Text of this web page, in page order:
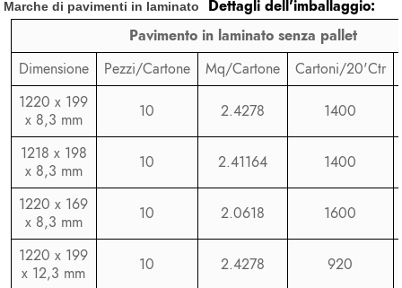
Marche di pavimenti in laminato
Dettagli dell'imballaggio:
Pavimento in laminato senza pallet
Dimensione
Pezzi/Cartone Mq/Cartone Cartoni/20'Ctr
1220 x 199
x 8,3 mm
10 2.4278 1400
1218 x 198
x 8,3 mm
10 2.41164 1400
1220 x 169
x 8,3 mm
10 2.0618 1600
1220 x 199
x 12,3 mm
10 2.4278 920